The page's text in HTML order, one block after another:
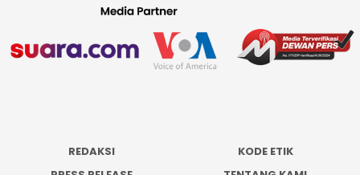
REDAKSI
KODE ETIK